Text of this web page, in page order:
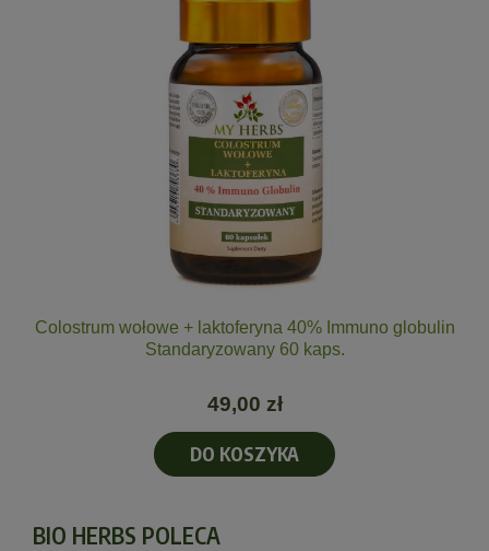
Colostrum wołowe + laktoferyna 40% Immuno globulin
Standaryzowany 60 kaps.
49,00 zł
DO KOSZYKA
BIO HERBS POLECA